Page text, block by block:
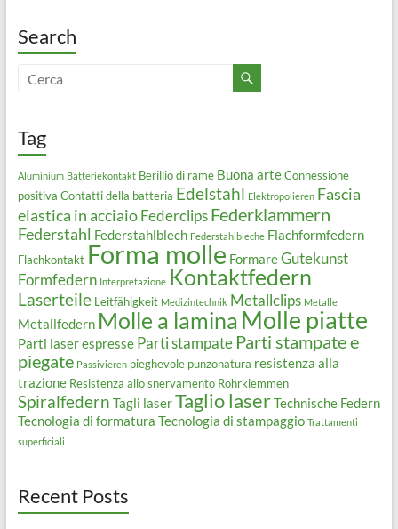
Search
Tag
Aluminium Batteriekontakt Berillio di rame Buona arte Connessione
positiva Contatti della batteria Edelstahl Elektropolieren Fascia
elastica in acciaio Federclips Federklammern
Federstahl Federstahlblech Federstahlbleche Flachformfedern
Flachkontakt Forma molle FormareGutekunst
Formfedern Interpretazione Kontaktfedern
Laserteile Leitfähigkeit Medizintechnik Metallclips Metalle
Metallfedern Molle a lamina Molle piatte
Parti laser espresse Parti stampate Parti stampate e
piegate Passivieren pieghevole punzonatura resistenza alla
trazione Resistenza allo snervamento Rohrklemmen
Spiralfedern Tagli laserTaglio laserTechnische Federn
Tecnologia di formatura Tecnologia di stampaggio Trattamenti
superficiali
Recent Posts